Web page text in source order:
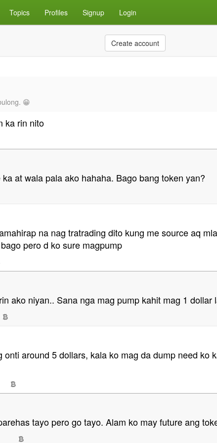
Topics Profiles Signup Login
Create account
😁
ka rin nito
at wala pala ako hahaha. Bago bang token yan?
na nag tratrading dito kung me source aq
pero d ko sure magpump
ako niyan.. Sana nga mag pump kahit mag 1 dollar
onti around 5 dollars, kala ko mag da dump need ko
tayo pero go tayo. Alam ko may future ang